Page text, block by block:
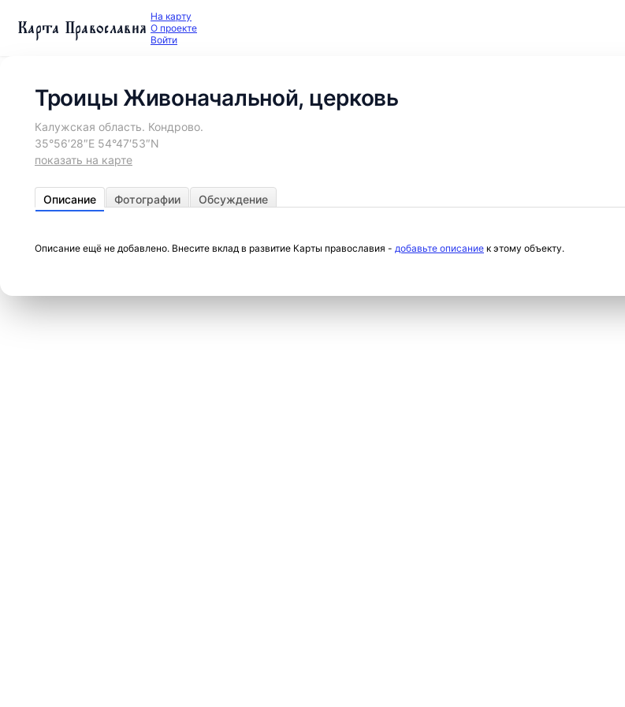
Карта Православия На карту
О проекте
Войти
Троицы Живоначальной, церковь
Калужская область. Кондрово.
35°56′28″E 54°47′53″N
показать на карте
Описание Фотографии Обсуждение
Описание ещё не добавлено. Внесите вклад в развитие Карты православия - добавьте описание к этому объекту.